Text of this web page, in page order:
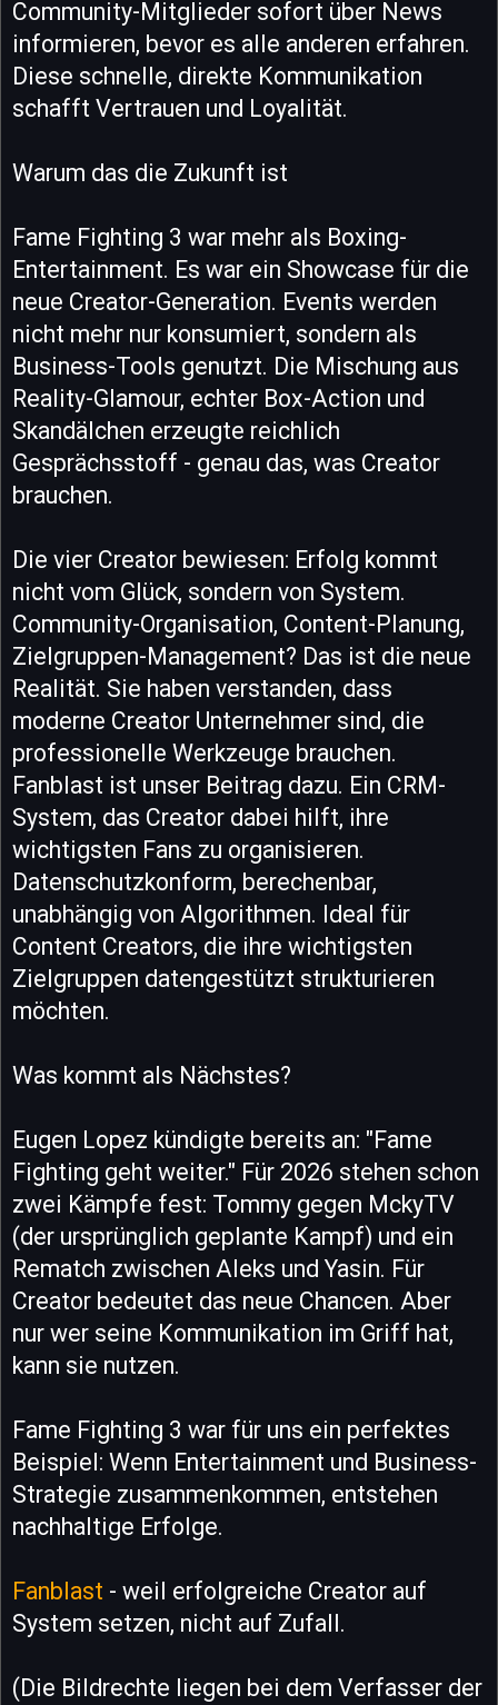
Community-Mitglieder sofort über News
informieren, bevor es alle anderen erfahren.
Diese schnelle, direkte Kommunikation
schafft Vertrauen und Loyalität.
Warum das die Zukunft ist
Fame Fighting 3 war mehr als Boxing-
Entertainment. Es war ein Showcase für die
neue Creator-Generation. Events werden
nicht mehr nur konsumiert, sondern als
Business-Tools genutzt. Die Mischung aus
Reality-Glamour, echter Box-Action und
Skandälchen erzeugte reichlich
Gesprächsstoff - genau das, was Creator
brauchen.
Die vier Creator bewiesen: Erfolg kommt
nicht vom Glück, sondern von System.
Community-Organisation, Content-Planung,
Zielgruppen-Management? Das ist die neue
Realität. Sie haben verstanden, dass
moderne Creator Unternehmer sind, die
professionelle Werkzeuge brauchen.
Fanblast ist unser Beitrag dazu. Ein CRM-
System, das Creator dabei hilft, ihre
wichtigsten Fans zu organisieren.
Datenschutzkonform, berechenbar,
unabhängig von Algorithmen. Ideal für
Content Creators, die ihre wichtigsten
Zielgruppen datengestützt strukturieren
möchten.
Was kommt als Nächstes?
Eugen Lopez kündigte bereits an: "Fame
Fighting geht weiter." Für 2026 stehen schon
zwei Kämpfe fest: Tommy gegen MckyTV
(der ursprünglich geplante Kampf) und ein
Rematch zwischen Aleks und Yasin. Für
Creator bedeutet das neue Chancen. Aber
nur wer seine Kommunikation im Griff hat,
kann sie nutzen.
Fame Fighting 3 war für uns ein perfektes
Beispiel: Wenn Entertainment und Business-
Strategie zusammenkommen, entstehen
nachhaltige Erfolge.
Fanblast - weil erfolgreiche Creator auf
System setzen, nicht auf Zufall.
(Die Bildrechte liegen bei dem Verfasser der